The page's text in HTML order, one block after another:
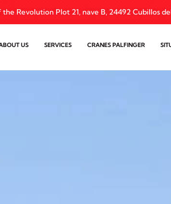
Revolution Plot 21, nave B, 24492 Cubillos
US SERVICES CRANES PALFINGER